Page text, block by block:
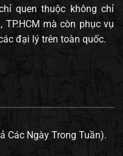
quen thuộc không chỉ
mà còn phục vụ
đại lý trên toàn quốc.
Các Ngày Trong Tuần).